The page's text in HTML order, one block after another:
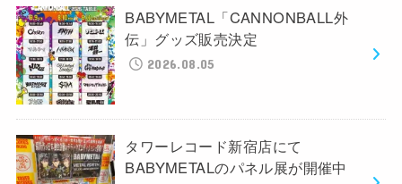
BABYMETAL「CANNONBALL外
伝」グッズ販売決定
2026.08.05
タワーレコード新宿店にて
BABYMETALのパネル展が開催中